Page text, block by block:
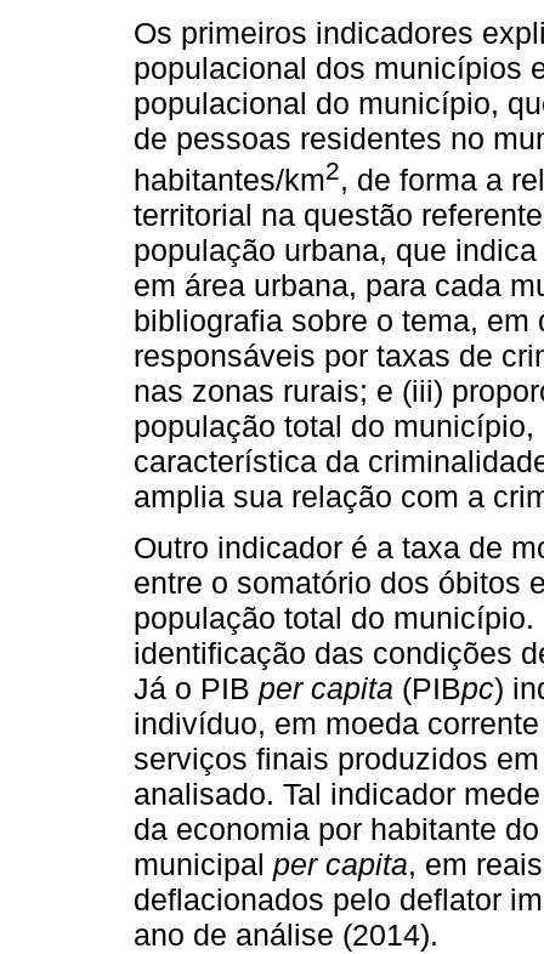
Os primeiros indicadores
populacional dos municípios
populacional do município,
de pessoas residentes no
habitantes/km2, de forma a
territorial na questão
população urbana, que
em área urbana, para cada
bibliografia sobre o tema,
responsáveis por taxas de
nas zonas rurais; e (iii)
população total do
característica da
amplia sua relação com a
Outro indicador é a taxa de
entre o somatório dos óbitos
população total do
identificação das condições
Já o PIB per capita (PIBpc)
indivíduo, em moeda
serviços finais produzidos
analisado. Tal indicador
da economia por habitante
municipal per capita, em
deflacionados pelo deflator
ano de análise (2014).